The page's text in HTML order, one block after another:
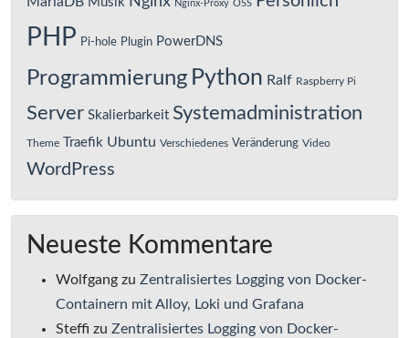
Nginx-Proxy OSS
PHP Pi-hole Plugin PowerDNS
Programmierung Python Ralf Raspberry Pi
Server Skalierbarkeit Systemadministration
Theme Traefik Ubuntu Verschiedenes Veränderung Video
WordPress
Neueste Kommentare
Wolfgang zu Zentralisiertes Logging von Docker-
Containern mit Alloy, Loki und Grafana
Steffi zu Zentralisiertes Logging von Docker-